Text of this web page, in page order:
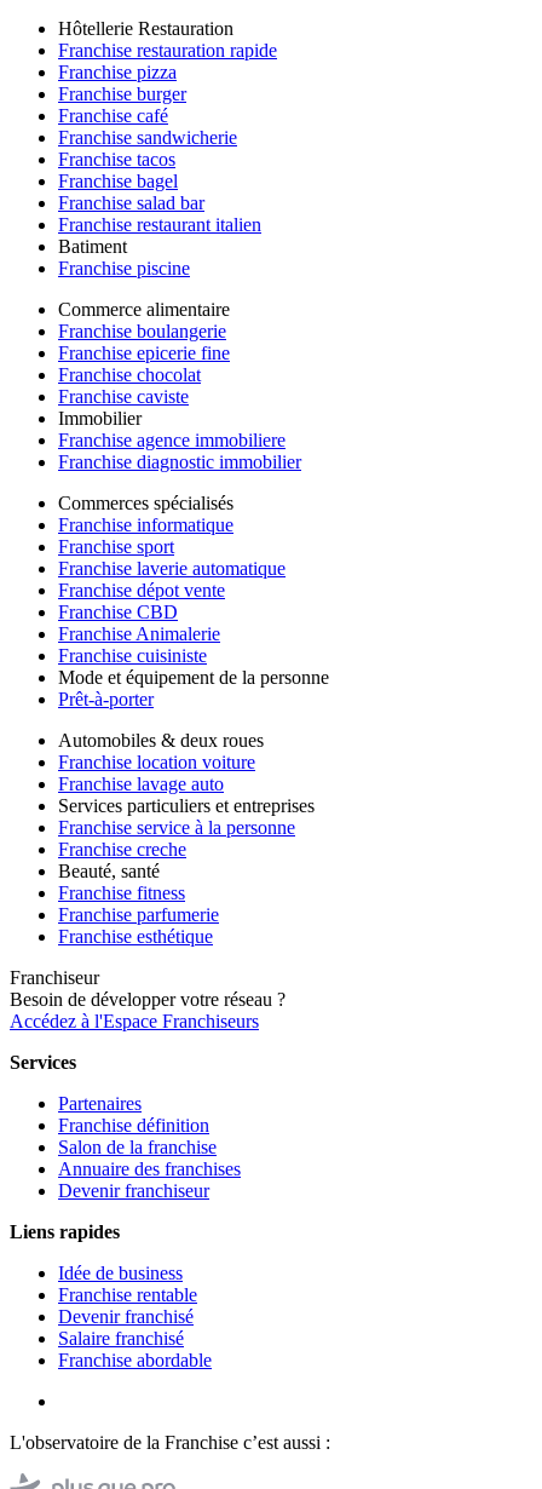
Hôtellerie Restauration
Franchise restauration rapide
Franchise pizza
Franchise burger
Franchise café
Franchise sandwicherie
Franchise tacos
Franchise bagel
Franchise salad bar
Franchise restaurant italien
Batiment
Franchise piscine
Commerce alimentaire
Franchise boulangerie
Franchise epicerie fine
Franchise chocolat
Franchise caviste
Immobilier
Franchise agence immobiliere
Franchise diagnostic immobilier
Commerces spécialisés
Franchise informatique
Franchise sport
Franchise laverie automatique
Franchise dépot vente
Franchise CBD
Franchise Animalerie
Franchise cuisiniste
Mode et équipement de la personne
Prêt-à-porter
Automobiles & deux roues
Franchise location voiture
Franchise lavage auto
Services particuliers et entreprises
Franchise service à la personne
Franchise creche
Beauté, santé
Franchise fitness
Franchise parfumerie
Franchise esthétique
Franchiseur
Besoin de développer votre réseau ?
Accédez à l'Espace Franchiseurs
Services
Partenaires
Franchise définition
Salon de la franchise
Annuaire des franchises
Devenir franchiseur
Liens rapides
Idée de business
Franchise rentable
Devenir franchisé
Salaire franchisé
Franchise abordable
L'observatoire de la Franchise c’est aussi :